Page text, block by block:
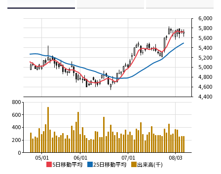
5日移動平均 25日移動平均 出来高(千)
08/03
07/01
06/01
05/01
4,400
4,600
4,800
5,000
5,200
5,400
5,600
5,800
6,000
0
200
400
600
800